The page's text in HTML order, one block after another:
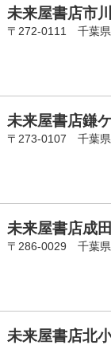
未来屋書店市
〒272-0111 千葉県
未来屋書店鎌
〒273-0107 千葉県
未来屋書店成田
〒286-0029 千葉県
未来屋書店北